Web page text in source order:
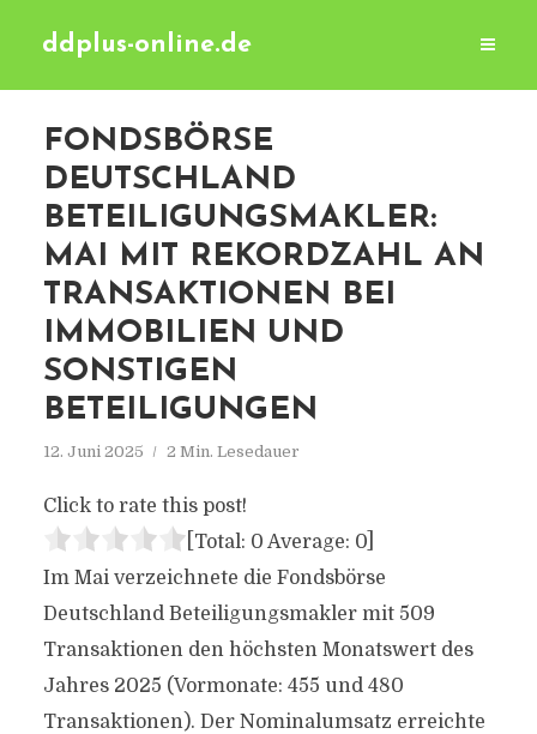
ddplus-online.de
FONDSBÖRSE
DEUTSCHLAND
BETEILIGUNGSMAKLER:
MAI MIT REKORDZAHL AN
TRANSAKTIONEN BEI
IMMOBILIEN UND
SONSTIGEN
BETEILIGUNGEN
12. Juni 2025 2 Min. Lesedauer
Click to rate this post!
[Total: 0 Average: 0]
Im Mai verzeichnete die Fondsbörse
Deutschland Beteiligungsmakler mit 509
Transaktionen den höchsten Monatswert des
Jahres 2025 (Vormonate: 455 und 480
Transaktionen). Der Nominalumsatz erreichte